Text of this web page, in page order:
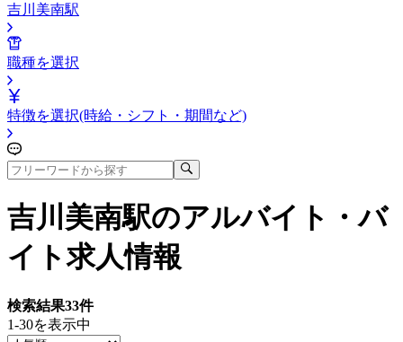
吉川美南駅
職種を選択
特徴を選択(時給・シフト・期間など)
吉川美南駅のアルバイト・バ
イト求人情報
検索結果33件
1-30を表示中